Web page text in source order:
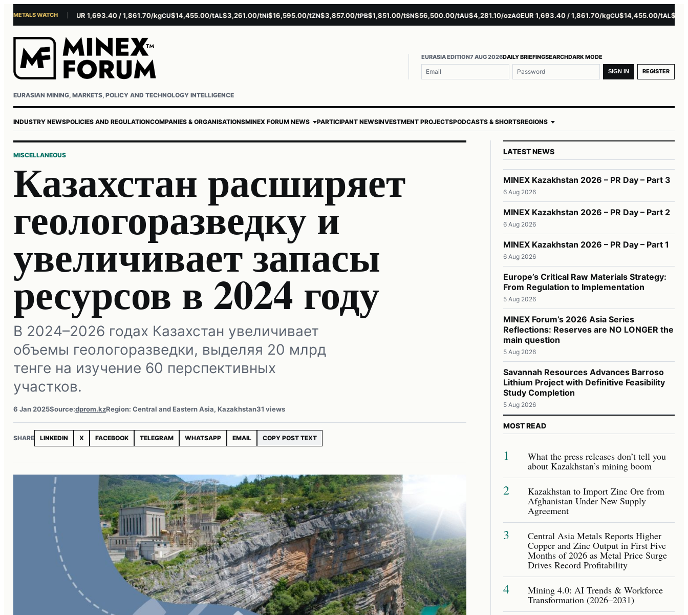
METALS WATCH
$4,281.10/ozAG EUR 1,693.40 / 1,861.70/kgCU$14,455.00/tAL$3,261.00/tNI$16,595.00/tZN$3,857.00/tPB$1,851.00/tSN$56,500.00/tAU$4,281.10/ozAGEUR 1,693.40 / 1,861.70/kgCU$14,455.00/tAL
EURASIAN MINING, MARKETS, POLICY AND TECHNOLOGY INTELLIGENCE
EURASIA EDITION7 AUG 2026DAILY BRIEFINGSEARCHDARK MODE
Username or email
Password SIGN IN REGISTER
INDUSTRY NEWSPOLICIES AND REGULATIONCOMPANIES & ORGANISATIONSMINEX FORUM NEWS PARTICIPANT NEWSINVESTMENT PROJECTSPODCASTS & SHORTSREGIONS
MISCELLANEOUS
Казахстан расширяет
геологоразведку и
увеличивает запасы
ресурсов в 2024 году
В 2024–2026 годах Казахстан увеличивает
объемы геологоразведки, выделяя 20 млрд
тенге на изучение 60 перспективных
участков.
6 Jan 2025Source:dprom.kzRegion: Central and Eastern Asia, Kazakhstan31 views
SHARE LINKEDIN X FACEBOOK TELEGRAM WHATSAPP EMAIL COPY POST TEXT
LATEST NEWS
MINEX Kazakhstan 2026 – PR Day – Part 3
6 Aug 2026
MINEX Kazakhstan 2026 – PR Day – Part 2
6 Aug 2026
MINEX Kazakhstan 2026 – PR Day – Part 1
6 Aug 2026
Europe’s Critical Raw Materials Strategy:
From Regulation to Implementation
5 Aug 2026
MINEX Forum’s 2026 Asia Series
Reflections: Reserves are NO LONGER the
main question
5 Aug 2026
Savannah Resources Advances Barroso
Lithium Project with Definitive Feasibility
Study Completion
5 Aug 2026
MOST READ
1 What the press releases don’t tell you
about Kazakhstan’s mining boom
2 Kazakhstan to Import Zinc Ore from
Afghanistan Under New Supply
Agreement
3 Central Asia Metals Reports Higher
Copper and Zinc Output in First Five
Months of 2026 as Metal Price Surge
Drives Record Profitability
4 Mining 4.0: AI Trends & Workforce
Transformation (2026–2031)